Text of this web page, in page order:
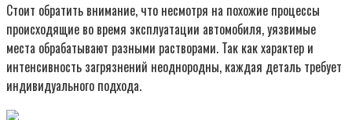
Стоит обратить внимание, что несмотря на похожие процессы
происходящие во время эксплуатации автомобиля, уязвимые
места обрабатывают разными растворами. Так как характер и
интенсивность загрязнений неоднородны, каждая деталь требует
индивидуального подхода.